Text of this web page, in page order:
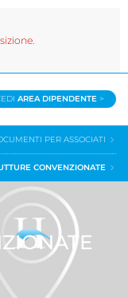
AREA DIPENDENTE >
PER ASSOCIATI
CONVENZIONATE